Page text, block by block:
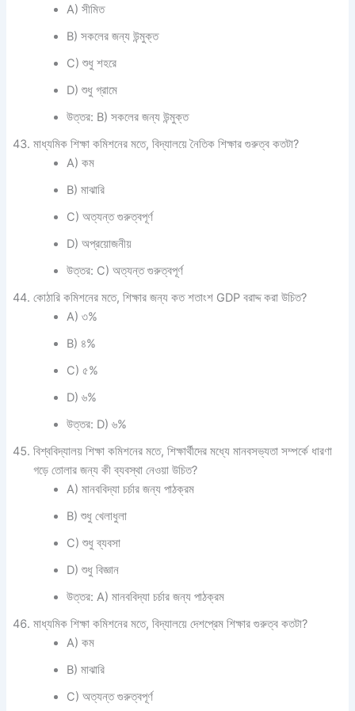
A) সীমিত
B) সকলের জন্য উন্মুক্ত
C) শুধু শহরে
D) শুধু গ্রামে
উত্তর: B) সকলের জন্য উন্মুক্ত
মাধ্যমিক শিক্ষা কমিশনের মতে, বিদ্যালয়ে নৈতিক শিক্ষার গুরুত্ব কতটা?
A) কম
B) মাঝারি
C) অত্যন্ত গুরুত্বপূর্ণ
D) অপ্রয়োজনীয়
উত্তর: C) অত্যন্ত গুরুত্বপূর্ণ
কোঠারি কমিশনের মতে, শিক্ষার জন্য কত শতাংশ GDP বরাদ্দ করা উচিত?
A) ৩%
B) ৪%
C) ৫%
D) ৬%
উত্তর: D) ৬%
বিশ্ববিদ্যালয় শিক্ষা কমিশনের মতে, শিক্ষার্থীদের মধ্যে মানবসভ্যতা সম্পর্কে ধারণা
গড়ে তোলার জন্য কী ব্যবস্থা নেওয়া উচিত?
A) মানববিদ্যা চর্চার জন্য পাঠক্রম
B) শুধু খেলাধুলা
C) শুধু ব্যবসা
D) শুধু বিজ্ঞান
উত্তর: A) মানববিদ্যা চর্চার জন্য পাঠক্রম
মাধ্যমিক শিক্ষা কমিশনের মতে, বিদ্যালয়ে দেশপ্রেম শিক্ষার গুরুত্ব কতটা?
A) কম
B) মাঝারি
C) অত্যন্ত গুরুত্বপূর্ণ